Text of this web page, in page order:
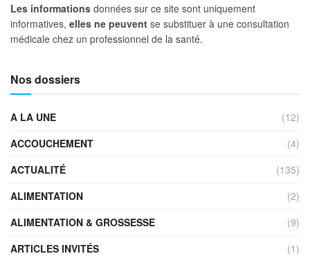
Les informations données sur ce site sont uniquement
informatives, elles ne peuvent se substituer à une consultation
médicale chez un professionnel de la santé.
Nos dossiers
A LA UNE
(12)
ACCOUCHEMENT
(4)
ACTUALITÉ
(135)
ALIMENTATION
(2)
ALIMENTATION & GROSSESSE
(9)
ARTICLES INVITÉS
(1)